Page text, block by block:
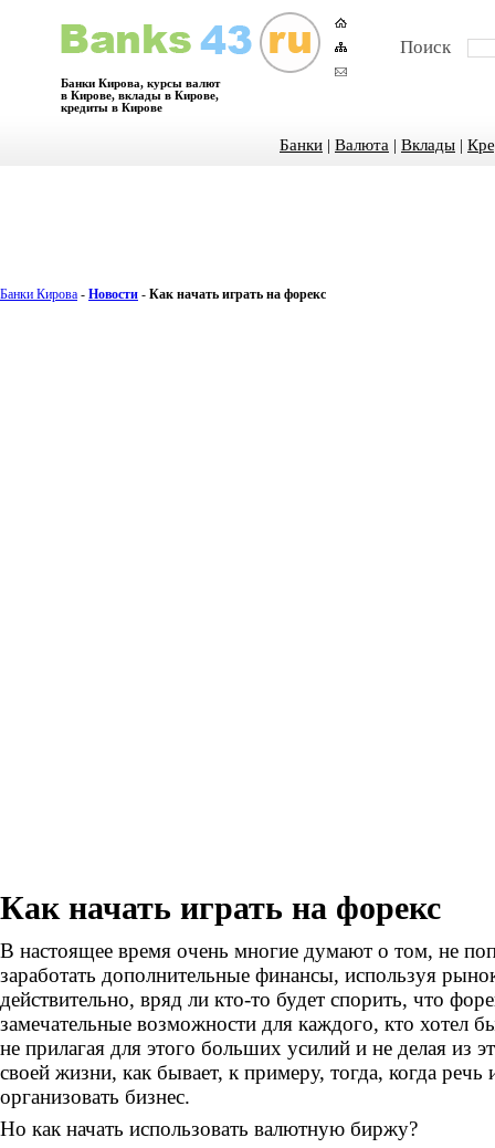
Банки Кирова, курсы валют
в Кирове, вклады в Кирове,
кредиты в Кирове
Поиск
Банки | Валюта | Вклады |
Банки Кирова - Новости - Как начать играть на форекс
Как начать играть на форекс
В настоящее время очень многие думают о том, не
заработать дополнительные финансы, используя
действительно, вряд ли кто-то будет спорить, что
замечательные возможности для каждого, кто хотел
не прилагая для этого больших усилий и не делая из
своей жизни, как бывает, к примеру, тогда, когда
организовать бизнес.
Но как начать использовать валютную биржу?